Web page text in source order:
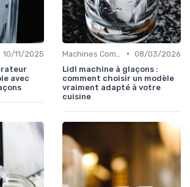
10/11/2025
avec
• 08/03/2026
Lidl machine à glaçons :
comment choisir un modèle
vraiment adapté à votre
cuisine